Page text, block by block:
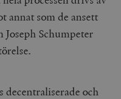
annat som de ansett
Joseph Schumpeter
decentraliserade och